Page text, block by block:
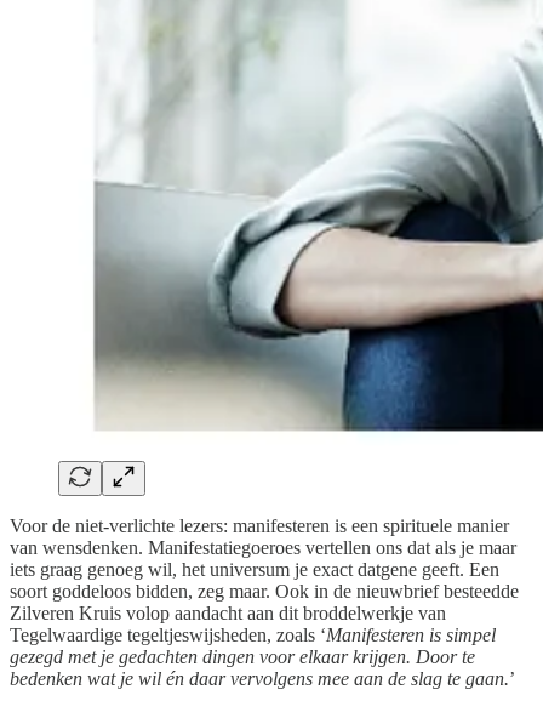
Voor de niet-verlichte lezers: manifesteren is een spirituele manier
van wensdenken. Manifestatiegoeroes vertellen ons dat als je maar
iets graag genoeg wil, het universum je exact datgene geeft. Een
soort goddeloos bidden, zeg maar. Ook in de nieuwbrief besteedde
Zilveren Kruis volop aandacht aan dit broddelwerkje van
Tegelwaardige tegeltjeswijsheden, zoals ‘Manifesteren is simpel
gezegd met je gedachten dingen voor elkaar krijgen. Door te
bedenken wat je wil én daar vervolgens mee aan de slag te gaan.’